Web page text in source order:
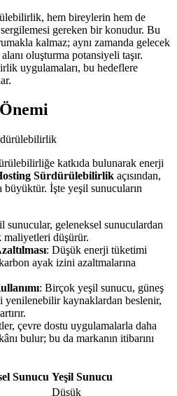
hem bireylerin hem de
gereken bir konudur. Bu
kalmaz; aynı zamanda gelecek
oluşturma potansiyeli taşır.
uygulamaları, bu hedeflere
katkıda bulunarak enerji
Sürdürülebilirlik açısından,
İşte yeşil sunucuların
sunucular, geleneksel sunuculardan
maliyetleri düşürür.
: Düşük enerji tüketimi
ayak izini azaltmalarına
: Birçok yeşil sunucu, güneş
yenilenebilir kaynaklardan beslenir,
çevre dostu uygulamalarla daha
bulur; bu da markanın itibarını
Sunucu Yeşil Sunucu
Düşük